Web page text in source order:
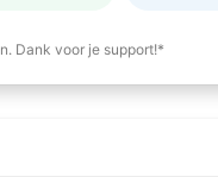
Dank voor je support!*